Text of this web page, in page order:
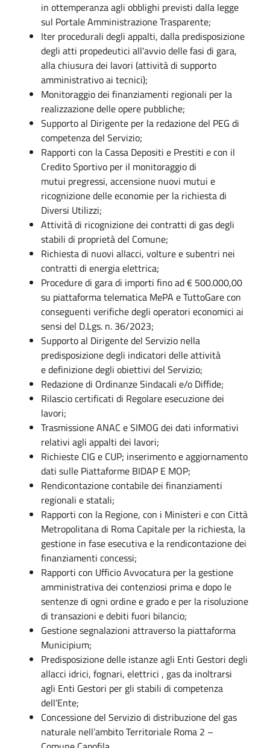
in ottemperanza agli obblighi previsti dalla legge
sul Portale Amministrazione Trasparente;
Iter procedurali degli appalti, dalla predisposizione
degli atti propedeutici all'avvio delle fasi di gara,
alla chiusura dei lavori (attività di supporto
amministrativo ai tecnici);
Monitoraggio dei finanziamenti regionali per la
realizzazione delle opere pubbliche;
Supporto al Dirigente per la redazione del PEG di
competenza del Servizio;
Rapporti con la Cassa Depositi e Prestiti e con il
Credito Sportivo per il monitoraggio di
mutui pregressi, accensione nuovi mutui e
ricognizione delle economie per la richiesta di
Diversi Utilizzi;
Attività di ricognizione dei contratti di gas degli
stabili di proprietà del Comune;
Richiesta di nuovi allacci, volture e subentri nei
contratti di energia elettrica;
Procedure di gara di importi fino ad € 500.000,00
su piattaforma telematica MePA e TuttoGare con
conseguenti verifiche degli operatori economici ai
sensi del D.Lgs. n. 36/2023;
Supporto al Dirigente del Servizio nella
predisposizione degli indicatori delle attività
e definizione degli obiettivi del Servizio;
Redazione di Ordinanze Sindacali e/o Diffide;
Rilascio certificati di Regolare esecuzione dei
lavori;
Trasmissione ANAC e SIMOG dei dati informativi
relativi agli appalti dei lavori;
Richieste CIG e CUP; inserimento e aggiornamento
dati sulle Piattaforme BIDAP E MOP;
Rendicontazione contabile dei finanziamenti
regionali e statali;
Rapporti con la Regione, con i Ministeri e con Città
Metropolitana di Roma Capitale per la richiesta, la
gestione in fase esecutiva e la rendicontazione dei
finanziamenti concessi;
Rapporti con Ufficio Avvocatura per la gestione
amministrativa dei contenziosi prima e dopo le
sentenze di ogni ordine e grado e per la risoluzione
di transazioni e debiti fuori bilancio;
Gestione segnalazioni attraverso la piattaforma
Municipium;
Predisposizione delle istanze agli Enti Gestori degli
allacci idrici, fognari, elettrici , gas da inoltrarsi
agli Enti Gestori per gli stabili di competenza
dell’Ente;
Concessione del Servizio di distribuzione del gas
naturale nell’ambito Territoriale Roma 2 –